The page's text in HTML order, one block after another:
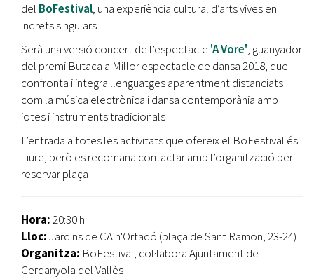
del BoFestival, una experiència cultural d’arts vives en
indrets singulars
Serà una versió concert de l’espectacle 'A Vore', guanyador
del premi Butaca a Millor espectacle de dansa 2018, que
confronta i integra llenguatges aparentment distanciats
com la música electrònica i dansa contemporània amb
jotes i instruments tradicionals
L’entrada a totes les activitats que ofereix el BoFestival és
lliure, però es recomana contactar amb l’organització per
reservar plaça
Hora:20:30 h
Lloc:Jardins de CA n'Ortadó (plaça de Sant Ramon, 23-24)
Organitza: BoFestival, col·labora Ajuntament de
Cerdanyola del Vallès